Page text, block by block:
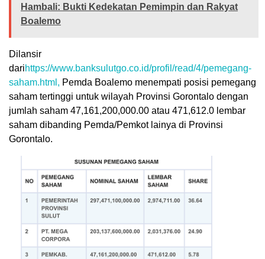
Hambali: Bukti Kedekatan Pemimpin dan Rakyat
Boalemo
Dilansir
darihttps://www.banksulutgo.co.id/profil/read/4/pemegang-
saham.html, Pemda Boalemo menempati posisi pemegang
saham tertinggi untuk wilayah Provinsi Gorontalo dengan
jumlah saham 47,161,200,000.00 atau 471,612.0 lembar
saham dibanding Pemda/Pemkot lainya di Provinsi
Gorontalo.